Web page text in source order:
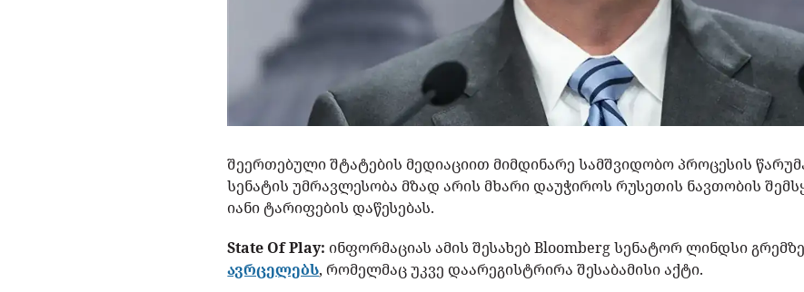
შეერთებული შტატების მედიაციით მიმდინარე სამშვიდობო პროცესის
სენატის უმრავლესობა მზად არის მხარი დაუჭიროს რუსეთის ნავთობის
იანი ტარიფების დაწესებას.
State Of Play: ინფორმაციას ამის შესახებ Bloomberg სენატორ ლინდსი
ავრცელებს, რომელმაც უკვე დაარეგისტრირა შესაბამისი აქტი.